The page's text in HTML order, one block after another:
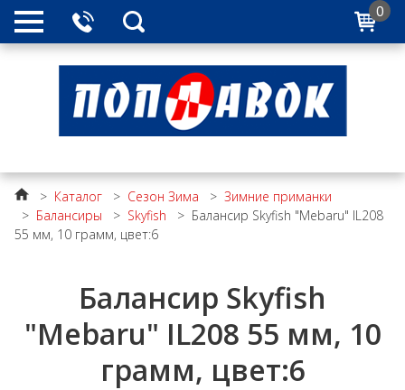
0
> Каталог > Сезон Зима > Зимние приманки
> Балансиры > Skyfish > Балансир Skyfish "Mebaru" IL208
55 мм, 10 грамм, цвет:6
Балансир Skyfish
"Mebaru" IL208 55 мм, 10
грамм, цвет:6